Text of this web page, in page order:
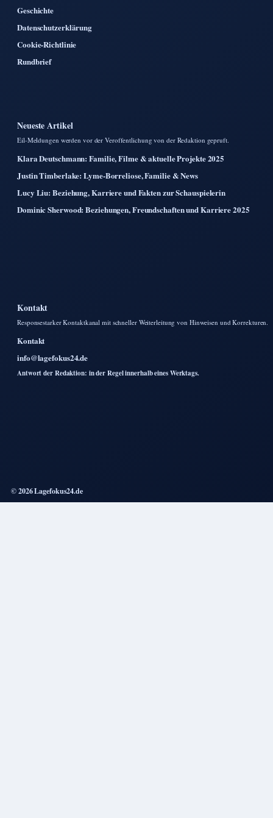
Geschichte
Datenschutzerklärung
Cookie-Richtlinie
Rundbrief
Neueste Artikel
Eil-Meldungen werden vor der Veroffentlichung von der Redaktion gepruft.
Klara Deutschmann: Familie, Filme & aktuelle Projekte 2025
Justin Timberlake: Lyme-Borreliose, Familie & News
Lucy Liu: Beziehung, Karriere und Fakten zur Schauspielerin
Dominic Sherwood: Beziehungen, Freundschaften und Karriere 2025
Kontakt
Responsestarker Kontaktkanal mit schneller Weiterleitung von Hinweisen und Korrekturen.
Kontakt
info@lagefokus24.de
Antwort der Redaktion: in der Regel innerhalb eines Werktags.
© 2026 Lagefokus24.de